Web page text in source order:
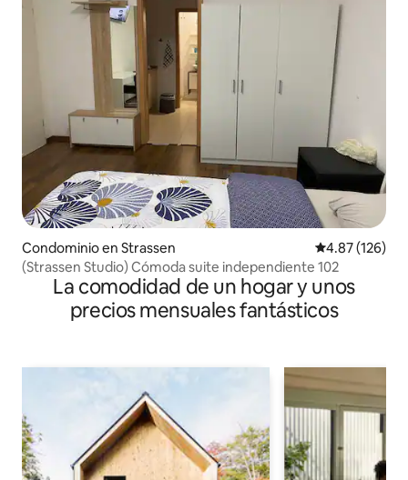
Condominio en Strassen Calificación
4.87 (126)
(Strassen Studio) Cómoda suite independiente 102
La comodidad de un hogar y unos
precios mensuales fantásticos